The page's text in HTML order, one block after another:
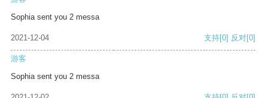
Sophia sent you 2 messa
2021-12-04 支持[0] 反对[0]
游客
Sophia sent you 2 messa